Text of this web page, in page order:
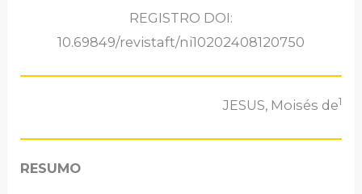
REGISTRO DOI:
10.69849/revistaft/ni10202408120750
JESUS, Moisés de1
RESUMO